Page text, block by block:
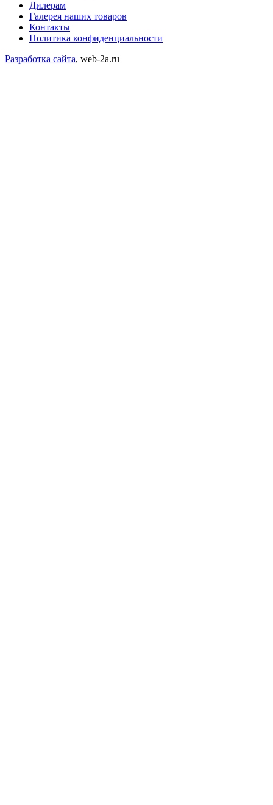
Дилерам
Галерея наших товаров
Контакты
Политика конфиденциальности
Разработка сайта, web-2a.ru